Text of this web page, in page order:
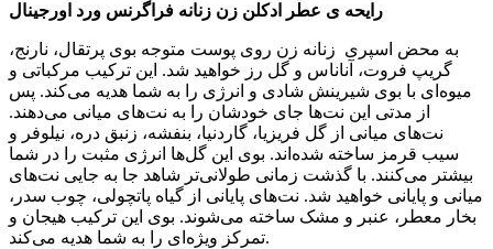
رایحه ی عطر ادکلن زن زنانه فراگرنس ورد اورجینال
به محض اسپری زنانه زن روی پوست متوجه بوی پرتقال، نارنج،
گریپ فروت، آناناس و گل رز خواهید شد. این ترکیب مرکباتی و
میوه‌ای با بوی شیرینش شادی و انرژی را به شما هدیه می‌کند. پس
از مدتی این نت‌ها جای خودشان را به نت‌های میانی می‌دهند.
نت‌های میانی از گل فریزیا، گاردنیا، بنفشه، زنبق دره، نیلوفر و
سیب قرمز ساخته شده‌اند. بوی این گل‌ها انرژی مثبت را در شما
بیشتر می‌کنند. با گذشت زمانی طولانی‌تر شاهد جا به جایی نت‌های
میانی و پایانی خواهید شد. نت‌های پایانی از گیاه پاتچولی، چوب سدر،
بخار معطر، عنبر و مشک ساخته می‌شوند. بوی این ترکیب هیجان و
تمرکز ویژه‌ای را به شما هدیه می‌کند.